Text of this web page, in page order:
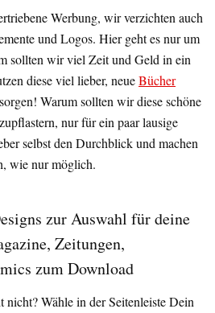
Werbung, wir verzichten auch
und Logos. Hier geht es nur um
sollten wir viel Zeit und Geld in ein
diese viel lieber, neueBücher
Warum sollten wir diese schöne
nur für ein paar lausige
selbst den Durchblick und machen
wie nur möglich.
zur Auswahl für deine
Zeitungen,
zum Download
Wähle in der Seitenleiste Dein